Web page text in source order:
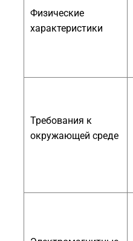
Физические
характеристики
Требования к
окружающей среде